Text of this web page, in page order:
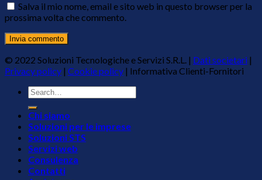
Salva il mio nome, email e sito web in questo browser per la
prossima volta che commento.
© 2022 Soluzioni Tecnologiche e Servizi S.R.L. | Dati societari |
Privacy policy | Cookie policy | Informativa Clienti-Fornitori
Chi siamo
Soluzioni per le imprese
Soluzioni STS
Servizi web
Consulenza
Contatti